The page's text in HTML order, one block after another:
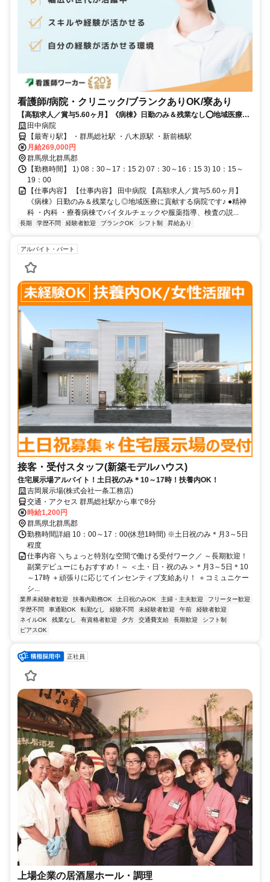
看護師/病院・クリニック/ブランクありOK/寮あり
【高額求人／賞与5.60ヶ月】《病棟》日勤のみ＆残業なし⭕地域医療に
貢献する病院です✨
田中病院
【最寄り駅】 ・群馬総社駅 ・八木原駅 ・新前橋駅
月給269,000円
群馬県北群馬郡
【勤務時間】 1) 08：30～17：15 2) 07：30～16：15 3) 10：15～
19：00
【仕事内容】 【仕事内容】 田中病院 【高額求人／賞与5.60ヶ月】
《病棟》日勤のみ＆残業なし◎地域医療に貢献する病院です♪ ●精神
科 ・内科 ・療養病棟でバイタルチェックや服薬指導、検査の説...
長期 学歴不問 経験者歓迎 ブランクOK シフト制 昇給あり
アルバイト・パート
接客・受付スタッフ(新築モデルハウス)
住宅展示場アルバイト！土日祝のみ＊10～17時！扶養内OK！
吉岡展示場(株式会社一条工務店)
交通・アクセス 群馬総社駅から車で8分
時給1,200円
群馬県北群馬郡
勤務時間詳細 10：00～17：00(休憩1時間) ※土日祝のみ＊月3～5日
程度
仕事内容 ＼ちょっと特別な空間で働ける受付ワーク／ ～長期歓迎！
副業デビューにもおすすめ！～ ＜土・日・祝のみ＞＊月3～5日＊10
～17時 ＋頑張りに応じてインセンティブ支給あり！ ＋コミュニケー
シ...
業界未経験者歓迎 扶養内勤務OK 土日祝のみOK 主婦・主夫歓迎
フリーター歓迎
学歴不問
車通勤OK 転勤なし 経験不問 未経験者歓迎 午前
経験者歓迎
ネイルOK
残業なし 有資格者歓迎 夕方 交通費支給 長期歓迎
シフト制
ピアスOK
正社員
上場企業の居酒屋ホール・調理